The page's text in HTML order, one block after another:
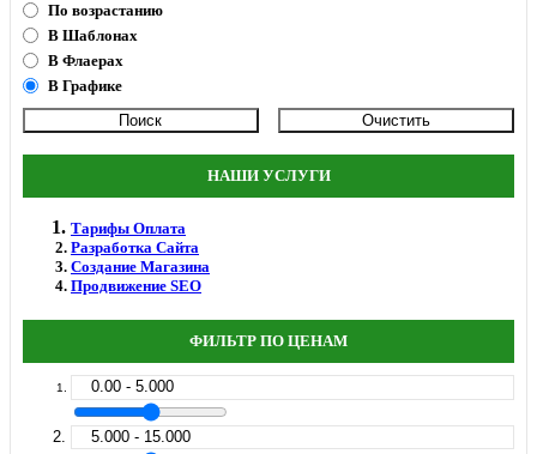
По возрастанию
В Шаблонах
В Флаерах
В Графике
НАШИ УСЛУГИ
Тарифы Оплата
Разработка Сайта
Создание Магазина
Продвижение SEO
ФИЛЬТР ПО ЦЕНАМ
0.00 - 5.000
5.000 - 15.000